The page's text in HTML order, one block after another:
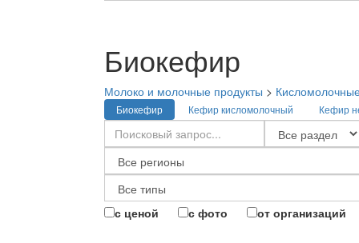
Биокефир
Молоко и молочные продукты >
Биокефир Кефир кисломолочный Кефир
с ценой с фото от организаций